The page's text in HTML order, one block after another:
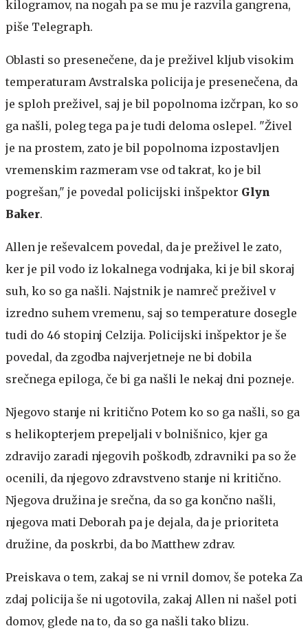
kilogramov, na nogah pa se mu je razvila gangrena,
piše Telegraph.
Oblasti so presenečene, da je preživel kljub visokim
temperaturam Avstralska policija je presenečena, da
je sploh preživel, saj je bil popolnoma izčrpan, ko so
ga našli, poleg tega pa je tudi deloma oslepel. "Živel
je na prostem, zato je bil popolnoma izpostavljen
vremenskim razmeram vse od takrat, ko je bil
pogrešan," je povedal policijski inšpektor Glyn
Baker.
Allen je reševalcem povedal, da je preživel le zato,
ker je pil vodo iz lokalnega vodnjaka, ki je bil skoraj
suh, ko so ga našli. Najstnik je namreč preživel v
izredno suhem vremenu, saj so temperature dosegle
tudi do 46 stopinj Celzija. Policijski inšpektor je še
povedal, da zgodba najverjetneje ne bi dobila
srečnega epiloga, če bi ga našli le nekaj dni pozneje.
Njegovo stanje ni kritično Potem ko so ga našli, so ga
s helikopterjem prepeljali v bolnišnico, kjer ga
zdravijo zaradi njegovih poškodb, zdravniki pa so že
ocenili, da njegovo zdravstveno stanje ni kritično.
Njegova družina je srečna, da so ga končno našli,
njegova mati Deborah pa je dejala, da je prioriteta
družine, da poskrbi, da bo Matthew zdrav.
Preiskava o tem, zakaj se ni vrnil domov, še poteka Za
zdaj policija še ni ugotovila, zakaj Allen ni našel poti
domov, glede na to, da so ga našli tako blizu.